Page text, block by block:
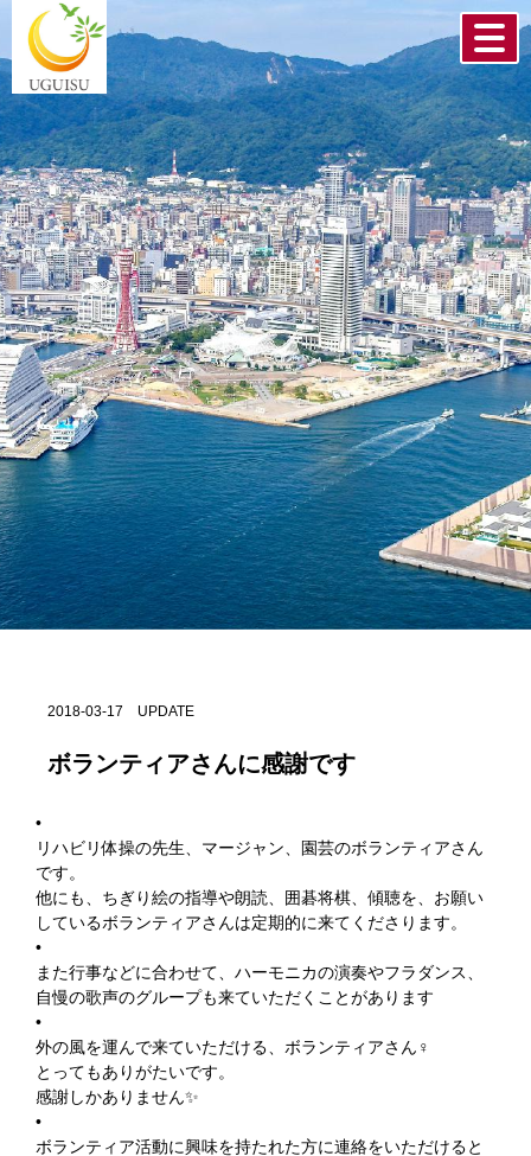
2018-03-17 UPDATE
ボランティアさんに感謝です
•
リハビリ体操の先生、マージャン️、園芸のボランティアさん
です。
他にも、ちぎり絵の指導や朗読、囲碁将棋、傾聴を、お願い
しているボランティアさんは定期的に来てくださります。
•
また行事などに合わせて、ハーモニカの演奏やフラダンス、
自慢の歌声のグループも来ていただくことがあります
•
外の風を運んで来ていただける、ボランティアさん‍♀️
とってもありがたいです。
感謝しかありません✨
•
ボランティア活動に興味を持たれた方に連絡をいただけると